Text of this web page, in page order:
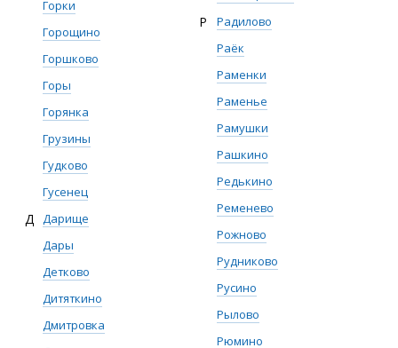
Горки
Горощино
Горшково
Горы
Горянка
Грузины
Гудково
Гусенец
Д Дарище
Дары
Детково
Дитяткино
Дмитровка
Р
Радилово
Раёк
Раменки
Раменье
Рамушки
Рашкино
Редькино
Ременево
Рожново
Рудниково
Русино
Рылово
Рюмино